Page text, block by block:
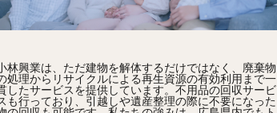
林興業は、ただ建物を解体するだけではなく、廃棄物
処理からリサイクルによる再生資源の有効利用まで一
したサービスを提供しています。不用品の回収サービ
も行っており、引越しや遺産整理の際に不要になった